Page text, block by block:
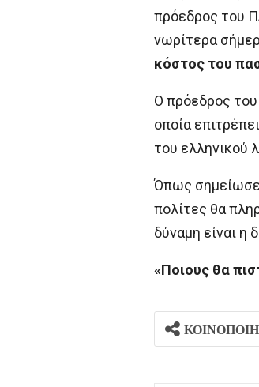
πρόεδρος του
νωρίτερα
κόστος του
Ο πρόεδρος
οποία
του ελληνικού
Όπως σημείωσε,
πολίτες θα
δύναμη είναι
«Ποιους θα